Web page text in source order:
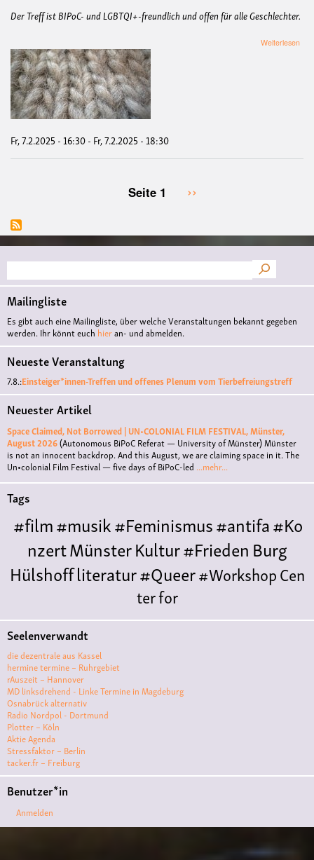
Der Treff ist BIPoC- und LGBTQI+-freundlich und offen für alle Geschlechter.
Weiterlesen
Fr, 7.2.2025 - 16:30- Fr, 7.2.2025 - 18:30
Seite 1
Nächste
››
Suche
Mailingliste
Es gibt auch eine Mailingliste, über welche Veranstaltungen bekannt gegeben
werden. Ihr könnt euch hieran- und abmelden.
Neueste Veranstaltung
7.8.:Einsteiger*innen-Treffen und offenes Plenum vom Tierbefreiungstreff
Neuester Artikel
Space Claimed, Not Borrowed | UN•COLONIAL FILM FESTIVAL, Münster,
August 2026(Autonomous BiPoC Referat — University of Münster)Münster
is not an innocent backdrop. And this August, we are claiming space in it. The
Un•colonial Film Festival — five days of BiPoC-led ...mehr...
Tags
#film#musik#Feminismus#antifa#Ko
nzertMünsterKultur#FriedenBurg
Hülshoffliteratur#Queer#WorkshopCen
ter for
LiteraturePolyamoriePolytreff#liveKonzert
Polyamorietreff
MonogamieCNM
ismuskunstantisemitismus
VKqueer
ve#film #kino #filmwerkstatt
#filmclub#Münster#BLACKBOXpunk#kino
#menschenrechte
#muenster
#Ausstellun
Seelenverwandt
die dezentrale aus Kassel
hermine termine – Ruhrgebiet
rAuszeit – Hannover
MD linksdrehend - Linke Termine in Magdeburg
Osnabrück alternativ
Radio Nordpol - Dortmund
Plotter – Köln
Aktie Agenda
Stressfaktor – Berlin
tacker.fr – Freiburg
Benutzer*in
Anmelden